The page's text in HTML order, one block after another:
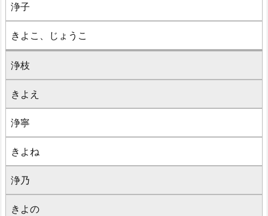
浄子
きよこ、じょうこ
浄枝
きよえ
浄寧
きよね
浄乃
きよの